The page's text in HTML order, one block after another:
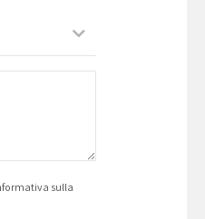
sulla